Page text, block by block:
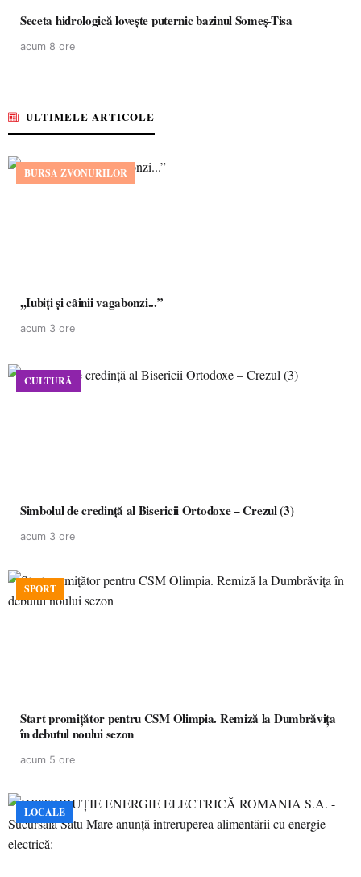
Seceta hidrologică lovește puternic bazinul Someș-Tisa
acum 8 ore
ULTIMELE ARTICOLE
BURSA ZVONURILOR
,,Iubiți și câinii vagabonzi...”
acum 3 ore
CULTURĂ
Simbolul de credinţă al Bisericii Ortodoxe – Crezul (3)
acum 3 ore
SPORT
Start promițător pentru CSM Olimpia. Remiză la Dumbrăvița
în debutul noului sezon
acum 5 ore
LOCALE